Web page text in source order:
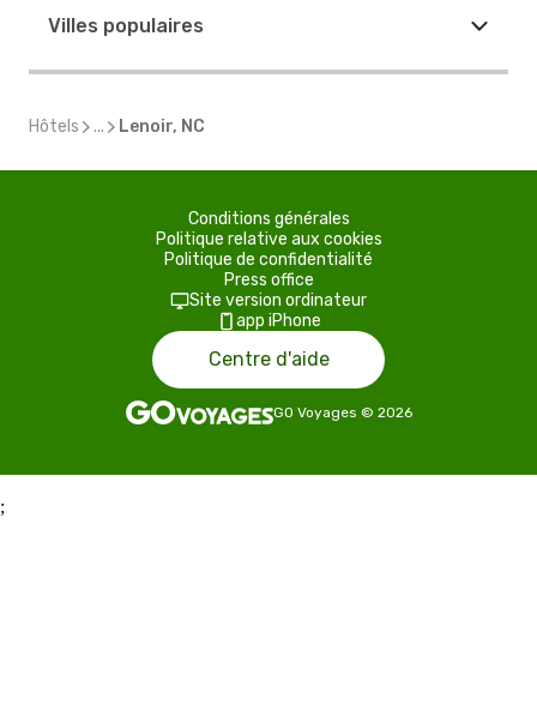
Villes populaires
Hôtels ... Lenoir, NC
Conditions générales
Politique relative aux cookies
Politique de confidentialité
Press office
Site version ordinateur
app iPhone
Centre d'aide
GO Voyages © 2026
;